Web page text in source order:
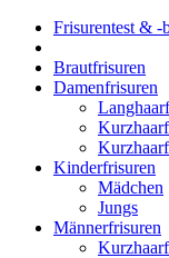
Frisurentest & -
Brautfrisuren
Damenfrisuren
Kinderfrisuren
Mädchen
Jungs
Männerfrisuren